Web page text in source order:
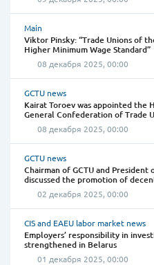
Main
Viktor Pinsky: “Trade Unions of
Higher Minimum Wage Standard”
08 декабря 2025, 00:00
GCTU news
Kairat Toroev was appointed the
General Confederation of Trade
08 декабря 2025, 00:00
GCTU news
Chairman of GCTU and
discussed the promotion of
02 декабря 2025, 00:00
CIS and EAEU labor market news
Employers’ responsibility in
strengthened in Belarus
01 декабря 2025, 00:00